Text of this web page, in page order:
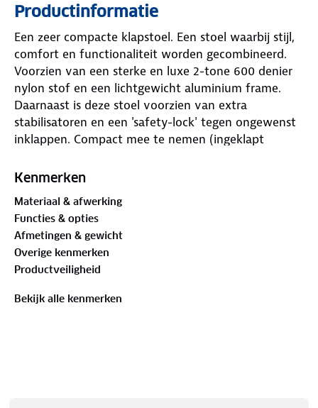
Productinformatie
Een zeer compacte klapstoel. Een stoel waarbij stijl,
comfort en functionaliteit worden gecombineerd.
Voorzien van een sterke en luxe 2-tone 600 denier
nylon stof en een lichtgewicht aluminium frame.
Daarnaast is deze stoel voorzien van extra
stabilisatoren en een 'safety-lock' tegen ongewenst
inklappen. Compact mee te nemen (ingeklapt
centimeter. Zitdiepte: 43 centimeter. Zitbreedte: 44
Kenmerken
Materiaal & afwerking
Functies & opties
Afmetingen & gewicht
Overige kenmerken
Productveiligheid
Bekijk alle kenmerken